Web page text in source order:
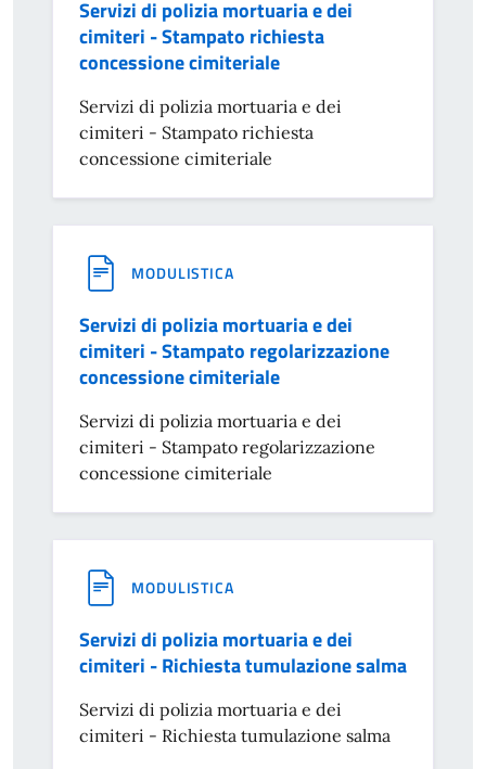
Servizi di polizia mortuaria e dei
cimiteri - Stampato richiesta
concessione cimiteriale
Servizi di polizia mortuaria e dei
cimiteri - Stampato richiesta
concessione cimiteriale
MODULISTICA
Servizi di polizia mortuaria e dei
cimiteri - Stampato regolarizzazione
concessione cimiteriale
Servizi di polizia mortuaria e dei
cimiteri - Stampato regolarizzazione
concessione cimiteriale
MODULISTICA
Servizi di polizia mortuaria e dei
cimiteri - Richiesta tumulazione salma
Servizi di polizia mortuaria e dei
cimiteri - Richiesta tumulazione salma